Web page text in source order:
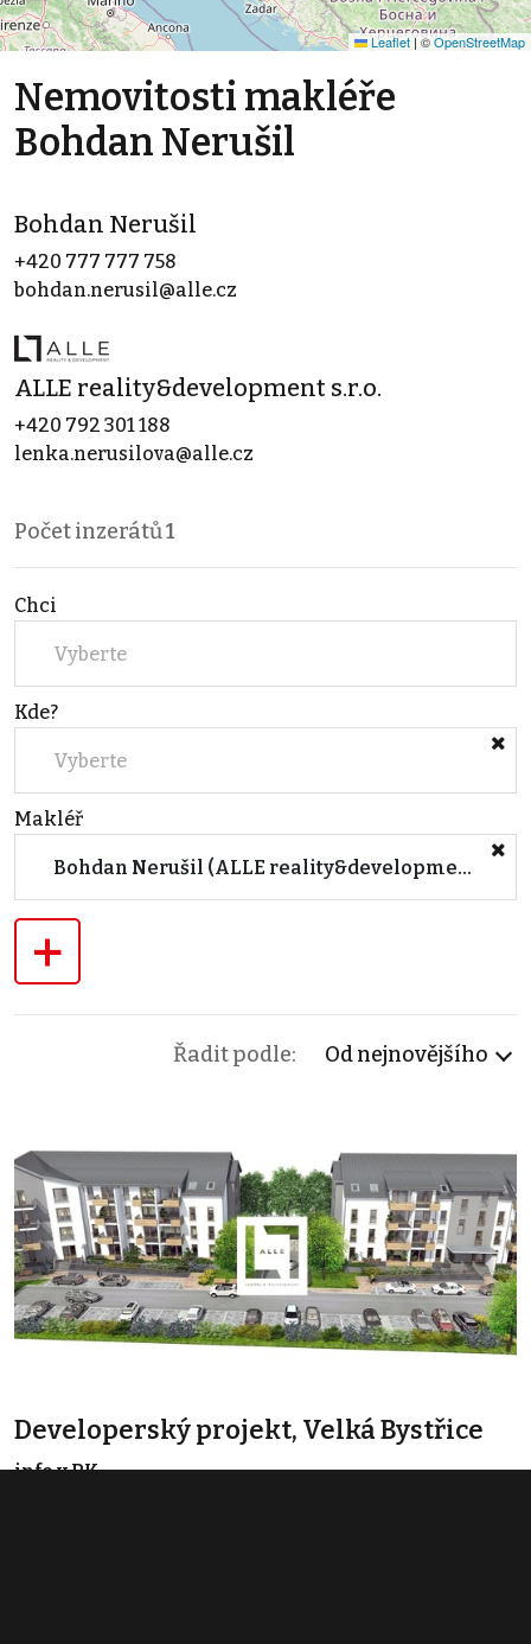
Leaflet |©OpenStreetMap
Nemovitosti makléře
Bohdan Nerušil
Bohdan Nerušil
+420 777 777 758
bohdan.nerusil@alle.cz
ALLE reality&development s.r.o.
+420 792 301 188
lenka.nerusilova@alle.cz
Počet inzerátů1
Chci
Vyberte
Kde?
Vyberte
Makléř
Bohdan Nerušil (ALLE reality&development s.r.o.)
+
Řadit podle: Od nejnovějšího
Developerský projekt, Velká Bystřice
info v RK